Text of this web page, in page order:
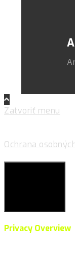
Zatvoriť menu
Ochrana
Privacy Overview